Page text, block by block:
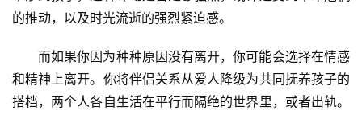
的推动，以及时光流逝的强烈紧迫感。
而如果你因为种种原因没有离开，你可能会选择在情感
和精神上离开。你将伴侣关系从爱人降级为共同抚养孩子的
搭档，两个人各自生活在平行而隔绝的世界里，或者出轨。